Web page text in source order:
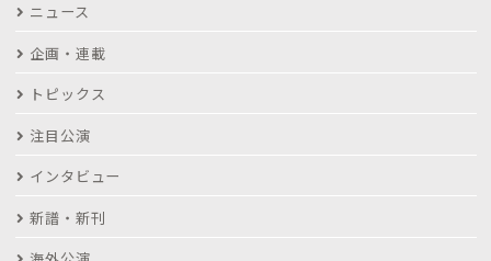
ニュース
企画・連載
トピックス
注目公演
インタビュー
新譜・新刊